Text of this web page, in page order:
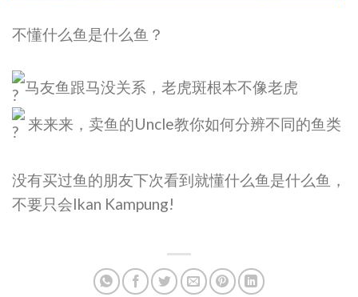
不懂什么鱼是什么鱼？
马友鱼跟马没关系，老虎斑根本不像老虎
来来来，卖鱼的Uncle教你如何分辨不同的鱼类
没有买过鱼的朋友下次看到就懂什么鱼是什么鱼，
不要只会Ikan Kampung!